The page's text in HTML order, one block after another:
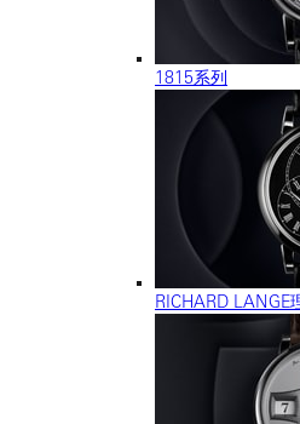
1815系列
RICHARD LANGE